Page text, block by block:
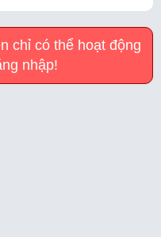
chỉ có thể hoạt động
nhập!